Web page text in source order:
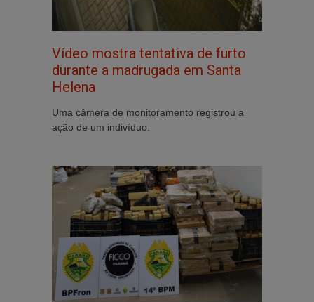
Vídeo mostra tentativa de furto
durante a madrugada em Santa
Helena
Uma câmera de monitoramento registrou a
ação de um indivíduo.